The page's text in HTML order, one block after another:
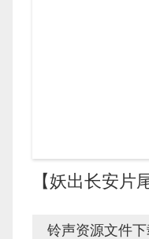
【妖出长安片
铃声资源文件下